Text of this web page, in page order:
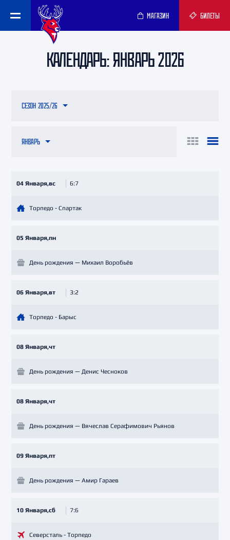
МАГАЗИН БИЛЕТЫ
КАЛЕНДАРЬ: ЯНВАРЬ 2026
ЯНВАРЬ
СЕЗОН 2025/26
04 Января,вс 6:7
Торпедо - Спартак
05 Января,пн
День рождения — Михаил Воробьёв
06 Января,вт 3:2
Торпедо - Барыс
08 Января,чт
День рождения — Денис Чесноков
08 Января,чт
День рождения — Вячеслав Серафимович Рьянов
09 Января,пт
День рождения — Амир Гараев
10 Января,сб 7:6
Северсталь - Торпедо